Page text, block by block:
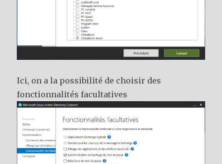
Ici, on a la possibilité de choisir des
fonctionnalités facultatives